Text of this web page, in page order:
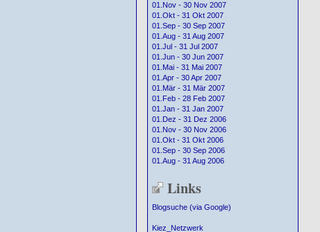
01.Nov - 30 Nov 2007
01.Okt - 31 Okt 2007
01.Sep - 30 Sep 2007
01.Aug - 31 Aug 2007
01.Jul - 31 Jul 2007
01.Jun - 30 Jun 2007
01.Mai - 31 Mai 2007
01.Apr - 30 Apr 2007
01.Mär - 31 Mär 2007
01.Feb - 28 Feb 2007
01.Jan - 31 Jan 2007
01.Dez - 31 Dez 2006
01.Nov - 30 Nov 2006
01.Okt - 31 Okt 2006
01.Sep - 30 Sep 2006
01.Aug - 31 Aug 2006
Links
Blogsuche (via Google)
Kiez_Netzwerk